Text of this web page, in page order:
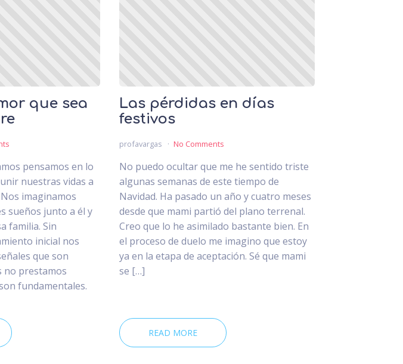
que sea
pensamos en lo
nuestras vidas a
imaginamos
sueños junto a él y
familia. Sin
inicial nos
que son
no prestamos
fundamentales.
Las pérdidas en días
festivos
profavargas No Comments
No puedo ocultar que me he sentido triste
algunas semanas de este tiempo de
Navidad. Ha pasado un año y cuatro meses
desde que mami partió del plano terrenal.
Creo que lo he asimilado bastante bien. En
el proceso de duelo me imagino que estoy
ya en la etapa de aceptación. Sé que mami
se […]
READ MORE